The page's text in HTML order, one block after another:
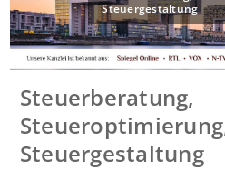
Steuergestaltung
Steuerberatung,
Steuergestaltung